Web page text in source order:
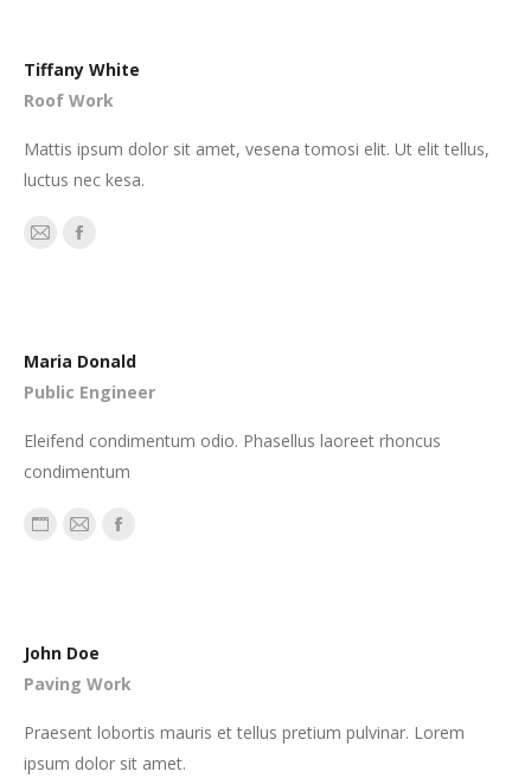
Tiffany White
Roof Work
Mattis ipsum dolor sit amet, vesena tomosi elit. Ut elit tellus,
luctus nec kesa.
E-
Facebook
Maria Donald
Public Engineer
Eleifend condimentum odio. Phasellus laoreet rhoncus
condimentum
Persönlicher
E-
Facebook
John Doe
Paving Work
Praesent lobortis mauris et tellus pretium pulvinar. Lorem
ipsum dolor sit amet.